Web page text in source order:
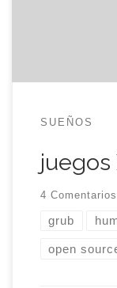
SUEÑOS
juegos
4 Comentarios
grub
open